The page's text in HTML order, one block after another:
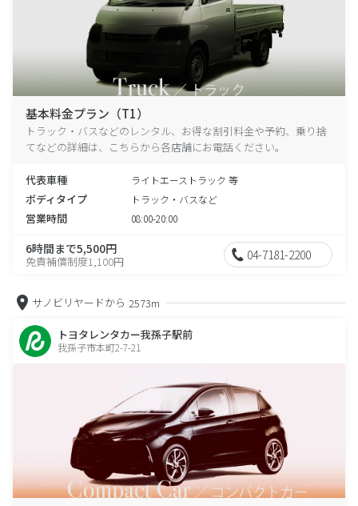
基本料金プラン（T1）
トラック・バスなどのレンタル、お得な割引料金や予約、乗り捨
てなどの詳細は、こちらから各店舗にお電話ください。
代表車種 ライトエーストラック 等
ボディタイプ トラック・バスなど
営業時間 08:00-20:00
6時間まで5,500円
免責補償制度1,100円 04-7181-2200
サノビリヤードから 2573m
トヨタレンタカー我孫子駅前
我孫子市本町2-7-21